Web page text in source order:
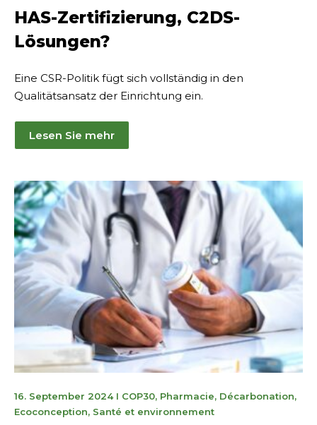
2025
HAS-Zertifizierung, C2DS-
Lösungen?
Eine CSR-Politik fügt sich vollständig in den
Qualitätsansatz der Einrichtung ein.
Lesen Sie mehr
16. September 202411
novembre
I COP30, Pharmacie, Décarbonation,
Ecoconception, Santé et environnement